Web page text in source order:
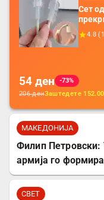
Сет
4.8 (
54 ден
-73%
206денЗаштедете 152.00
МАКЕДОНИЈА
Филип Петровски:
армија го
СВЕТ